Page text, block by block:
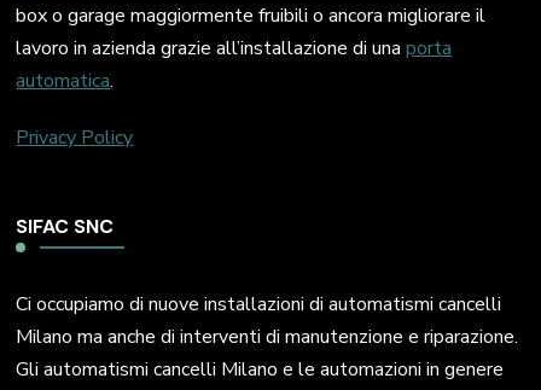
box o garage maggiormente fruibili o ancora migliorare il
lavoro in azienda grazie all’installazione di unaporta
automatica.
Privacy Policy
SIFAC SNC
Ci occupiamo di nuove installazioni di automatismi cancelli
Milano ma anche di interventi di manutenzione e riparazione.
Gli automatismi cancelli Milano e le automazioni in genere